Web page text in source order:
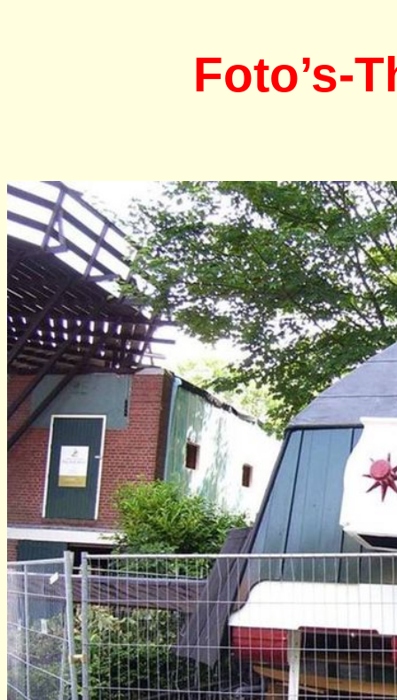
Foto’s-